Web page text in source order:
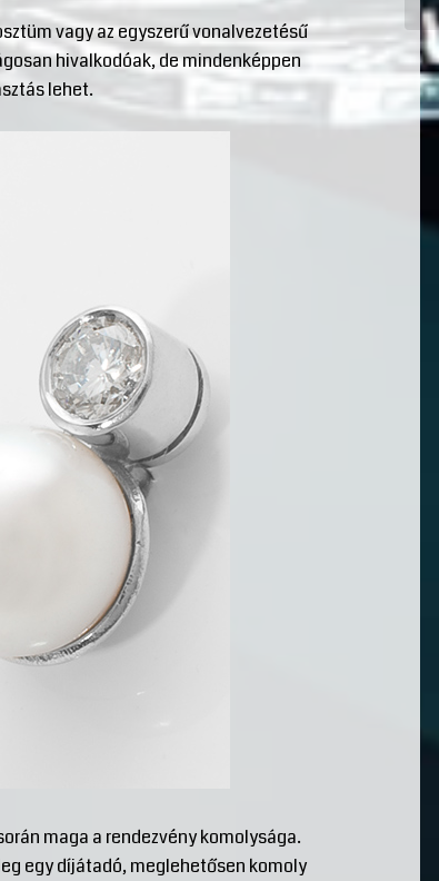
vagy az egyszerű vonalvezetésű
hivalkodóak, de mindenképpen
lehet.
maga a rendezvény komolysága.
egy díjátadó, meglehetősen komoly